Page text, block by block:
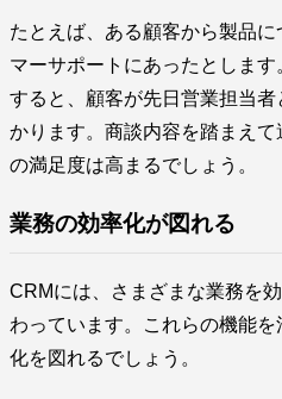
たとえば、ある顧客から製品
マーサポートにあったとしま
すると、顧客が先日営業担当
かります。商談内容を踏まえ
の満足度は高まるでしょう。
業務の効率化が図れる
CRMには、さまざまな業務を
わっています。これらの機能
化を図れるでしょう。